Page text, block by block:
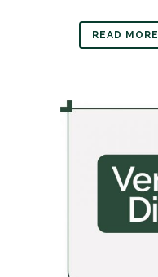
READ MORE